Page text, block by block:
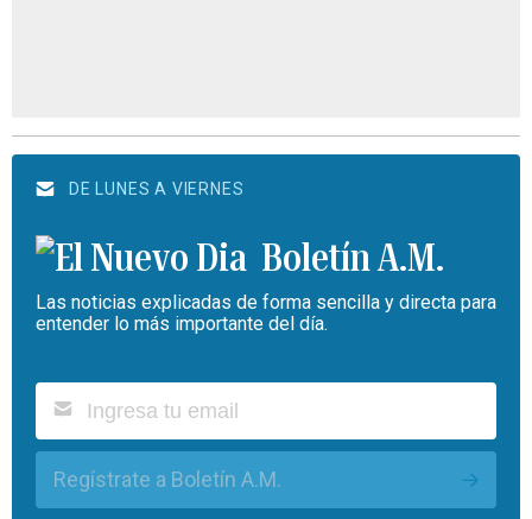
DE LUNES A VIERNES
Boletín A.M.
Las noticias explicadas de forma sencilla y directa para
entender lo más importante del día.
Regístrate a Boletín A.M.